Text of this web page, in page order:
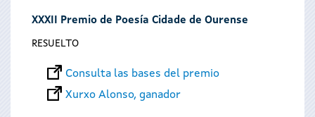
usted
XXXII Premio de Poesía Cidade de Ourense
RESUELTO
Consulta las bases del premio
Xurxo Alonso, ganador